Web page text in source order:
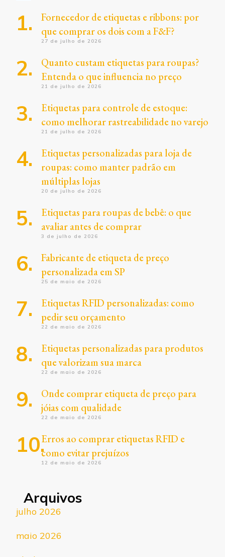
Fornecedor de etiquetas e ribbons: por
que comprar os dois com a F&F?
27 de julho de 2026
Quanto custam etiquetas para roupas?
Entenda o que influencia no preço
21 de julho de 2026
Etiquetas para controle de estoque:
como melhorar rastreabilidade no varejo
21 de julho de 2026
Etiquetas personalizadas para loja de
roupas: como manter padrão em
múltiplas lojas
20 de julho de 2026
Etiquetas para roupas de bebê: o que
avaliar antes de comprar
3 de julho de 2026
Fabricante de etiqueta de preço
personalizada em SP
25 de maio de 2026
Etiquetas RFID personalizadas: como
pedir seu orçamento
22 de maio de 2026
Etiquetas personalizadas para produtos
que valorizam sua marca
22 de maio de 2026
Onde comprar etiqueta de preço para
jóias com qualidade
22 de maio de 2026
Erros ao comprar etiquetas RFID e
como evitar prejuízos
12 de maio de 2026
Arquivos
julho 2026
maio 2026